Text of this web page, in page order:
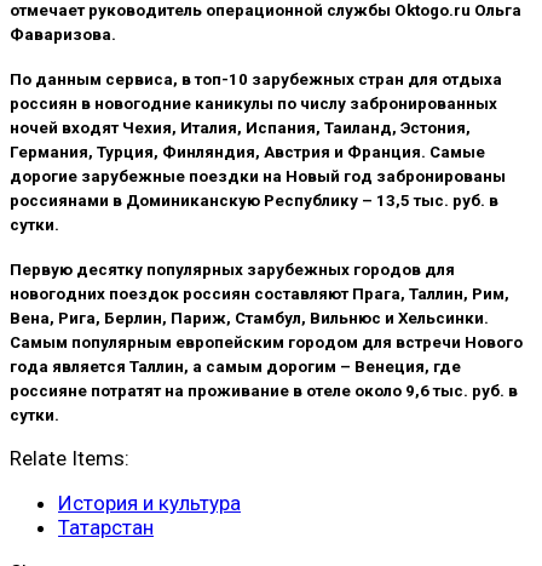
отмечает руководитель операционной службы Oktogo.ru Ольга
Фаваризова.
По данным сервиса, в топ-10 зарубежных стран для отдыха
россиян в новогодние каникулы по числу забронированных
ночей входят Чехия, Италия, Испания, Таиланд, Эстония,
Германия, Турция, Финляндия, Австрия и Франция. Самые
дорогие зарубежные поездки на Новый год забронированы
россиянами в Доминиканскую Республику – 13,5 тыс. руб. в
сутки.
Первую десятку популярных зарубежных городов для
новогодних поездок россиян составляют Прага, Таллин, Рим,
Вена, Рига, Берлин, Париж, Стамбул, Вильнюс и Хельсинки.
Самым популярным европейским городом для встречи Нового
года является Таллин, а самым дорогим – Венеция, где
россияне потратят на проживание в отеле около 9,6 тыс. руб. в
сутки.
Relate Items:
История и культура
Татарстан